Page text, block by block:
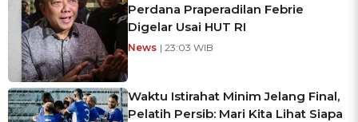
Perdana Praperadilan Febrie
Digelar Usai HUT RI
News | 23:03 WIB
Waktu Istirahat Minim Jelang Final,
Pelatih Persib: Mari Kita Lihat Siapa